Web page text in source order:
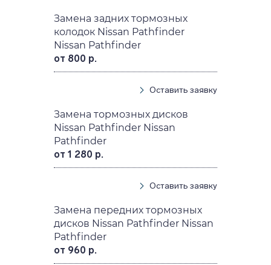
Замена задних тормозных
колодок Nissan Pathfinder
Nissan Pathfinder
от 800 р.
Оставить заявку
Замена тормозных дисков
Nissan Pathfinder Nissan
Pathfinder
от 1 280 р.
Оставить заявку
Замена передних тормозных
дисков Nissan Pathfinder Nissan
Pathfinder
от 960 р.